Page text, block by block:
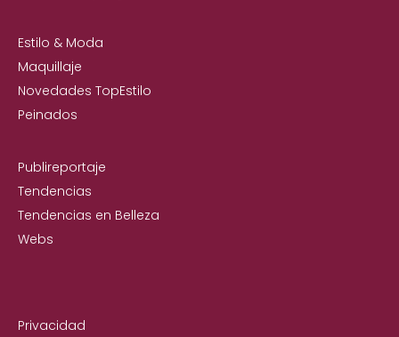
Estilo & Moda
Maquillaje
Novedades TopEstilo
Peinados
Publireportaje
Tendencias
Tendencias en Belleza
Webs
Privacidad